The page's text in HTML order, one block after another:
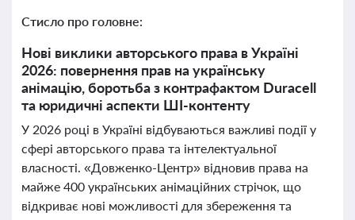
Стисло про головне:
Нові виклики авторського права в Україні
2026: повернення прав на українську
анімацію, боротьба з контрафактом Duracell
та юридичні аспекти ШІ-контенту
У 2026 році в Україні відбуваються важливі події у
сфері авторського права та інтелектуальної
власності. «Довженко-Центр» відновив права на
майже 400 українських анімаційних стрічок, що
відкриває нові можливості для збереження та